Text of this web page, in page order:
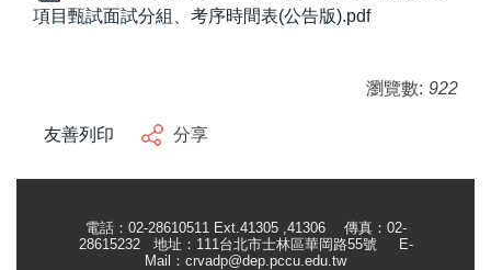
項目甄試面試分組、考序時間表(公告版).pdf
瀏覽數: 922
友善列印 分享
電話：02-28610511 Ext.41305 ,41306 傳真：02-
28615232 地址：111台北市士林區華岡路55號
E-
Mail： crvadp@dep.pccu.edu.tw